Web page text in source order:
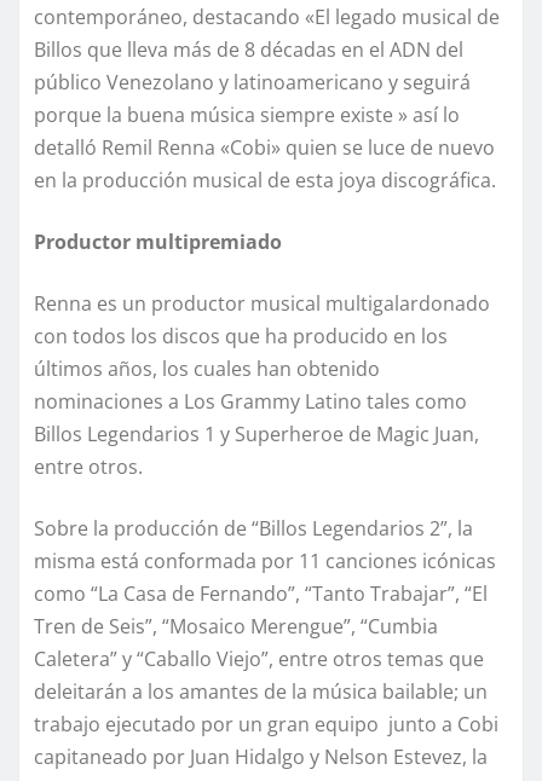
contemporáneo, destacando «El legado musical de
Billos que lleva más de 8 décadas en el ADN del
público Venezolano y latinoamericano y seguirá
porque la buena música siempre existe » así lo
detalló Remil Renna «Cobi» quien se luce de nuevo
en la producción musical de esta joya discográfica.
Productor multipremiado
Renna es un productor musical multigalardonado
con todos los discos que ha producido en los
últimos años, los cuales han obtenido
nominaciones a Los Grammy Latino tales como
Billos Legendarios 1 y Superheroe de Magic Juan,
entre otros.
Sobre la producción de “Billos Legendarios 2”, la
misma está conformada por 11 canciones icónicas
como “La Casa de Fernando”, “Tanto Trabajar”, “El
Tren de Seis”, “Mosaico Merengue”, “Cumbia
Caletera” y “Caballo Viejo”, entre otros temas que
deleitarán a los amantes de la música bailable; un
trabajo ejecutado por un gran equipo junto a Cobi
capitaneado por Juan Hidalgo y Nelson Estevez, la